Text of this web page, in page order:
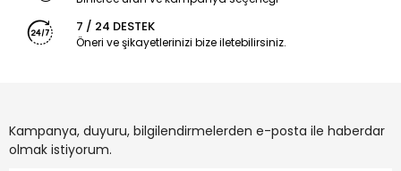
7 / 24 DESTEK
Öneri ve şikayetlerinizi bize iletebilirsiniz.
Kampanya, duyuru, bilgilendirmelerden e-posta ile haberdar
olmak istiyorum.